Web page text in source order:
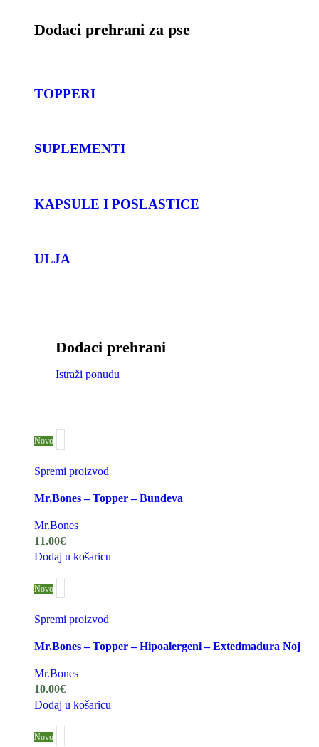
Dodaci prehrani za pse
TOPPERI
SUPLEMENTI
KAPSULE I POSLASTICE
ULJA
Dodaci prehrani
Istraži ponudu
Novo
Spremi proizvod
Mr.Bones – Topper – Bundeva
Mr.Bones
11.00€
Dodaj u košaricu
Novo
Spremi proizvod
Mr.Bones – Topper – Hipoalergeni – Extedmadura Noj
Mr.Bones
10.00€
Dodaj u košaricu
Novo